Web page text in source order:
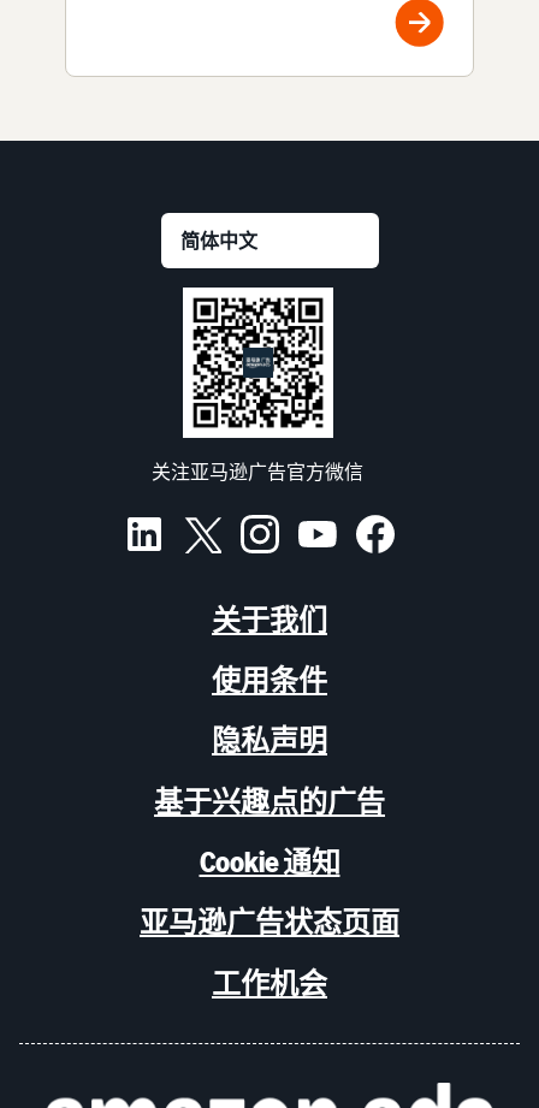
关注亚马逊广告官方微信
关于我们
使用条件
隐私声明
基于兴趣点的广告
Cookie 通知
亚马逊广告状态页面
工作机会